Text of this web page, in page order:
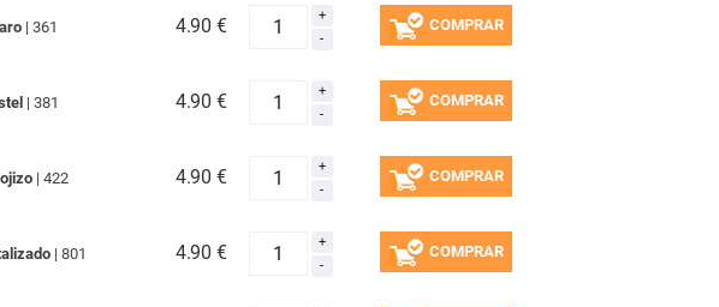
| 361 4.90 € COMPRAR
| 381 4.90 € COMPRAR
| 422 4.90 € COMPRAR
| 801 4.90 € COMPRAR